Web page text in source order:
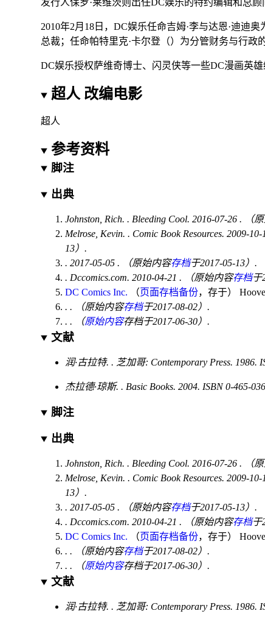
发行人保罗·莱维茨则出任DC娱乐的特约编辑和总顾
2010年2月18日，DC娱乐任命吉姆·李与达恩·迪迪奥
总裁；任命帕特里克·卡尔登（）为分管财务与行政
DC娱乐授权萨维奇博士、 闪灵侠等一些DC漫画英雄
超人 改编电影
超人
参考资料
脚注
出典
Johnston, Rich.. Bleeding Cool. 2016-07-26. （
Melrose, Kevin.. Comic Book Resources. 2009-
13）.
. 2017-05-05. （原始内容存档于2017-05-13）.
. Dccomics.com. 2010-04-21. （原始内容存档于
DC Comics Inc.
（页面存档备份，存于）
.. （原始内容存档于2017-08-02）.
.. （原始内容存档于2017-06-30）.
文献
润·古拉特. . 芝加哥: Contemporary Press. 1986.
杰拉德·琼斯. . Basic Books. 2004. ISBN 0-465-
脚注
出典
Johnston, Rich.. Bleeding Cool. 2016-07-26. （
Melrose, Kevin.. Comic Book Resources. 2009-
13）.
. 2017-05-05. （原始内容存档于2017-05-13）.
. Dccomics.com. 2010-04-21. （原始内容存档于
DC Comics Inc.
（页面存档备份，存于）
.. （原始内容存档于2017-08-02）.
.. （原始内容存档于2017-06-30）.
文献
润·古拉特. . 芝加哥: Contemporary Press. 1986.